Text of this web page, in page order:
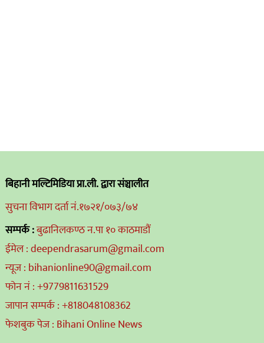
बिहानी मल्टिमिडिया प्रा.ली. द्वारा संञ्चालीत
सुचना विभाग दर्ता नं.१७२१/०७३/७४
सम्पर्क :बुढानिलकण्ठ न.पा १० काठमाडौं
ईमेल : deependrasarum@gmail.com
न्यूज : bihanionline90@gmail.com
फोन नं : +9779811631529
जापान सम्पर्क : +818048108362
फेशबुक पेज : Bihani Online News